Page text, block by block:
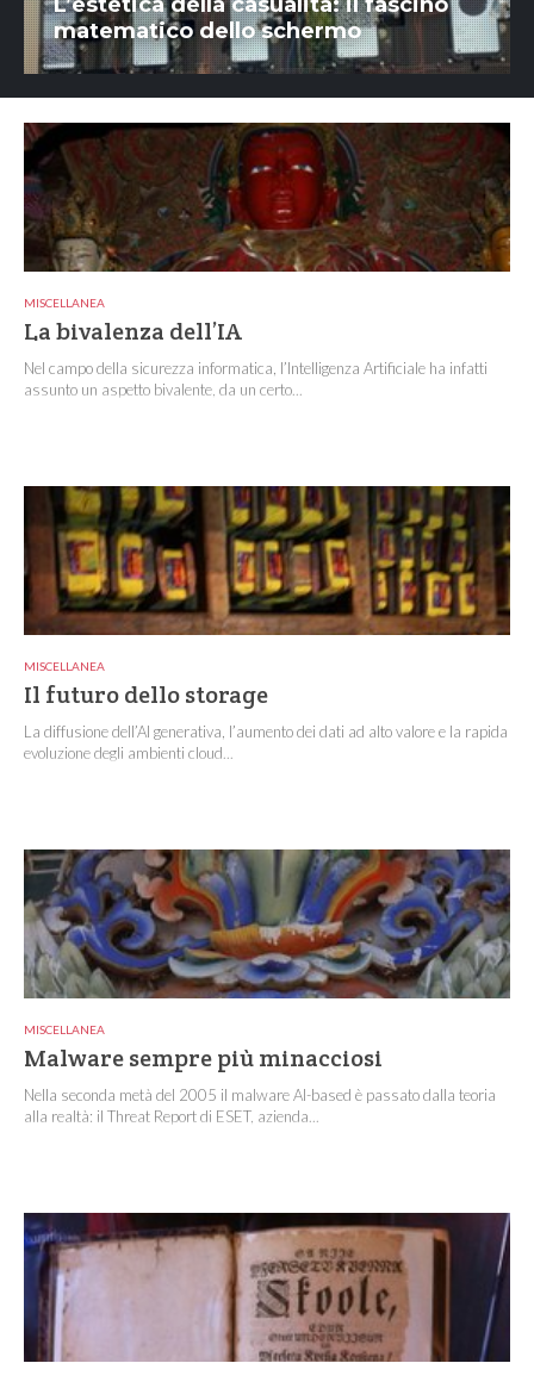
matematico dello schermo
MISCELLANEA
La bivalenza dell’IA
Nel campo della sicurezza informatica, l’Intelligenza Artificiale ha infatti
assunto un aspetto bivalente, da un certo...
MISCELLANEA
Il futuro dello storage
La diffusione dell’AI generativa, l’aumento dei dati ad alto valore e la rapida
evoluzione degli ambienti cloud...
MISCELLANEA
Malware sempre più minacciosi
Nella seconda metà del 2005 il malware AI-based è passato dalla teoria
alla realtà: il Threat Report di ESET, azienda...